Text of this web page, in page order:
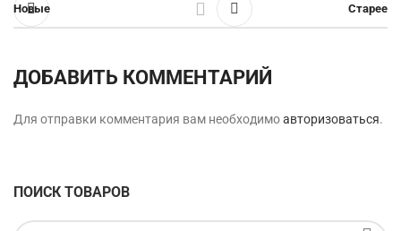
Новые Старее
ДОБАВИТЬ КОММЕНТАРИЙ
Для отправки комментария вам необходимоавторизоваться.
ПОИСК ТОВАРОВ